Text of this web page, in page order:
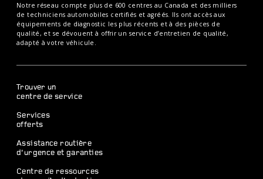
Notre réseau compte plus de 600 centres au Canada et des milliers
de techniciens automobiles certifiés et agréés. Ils ont accès aux
équipements de diagnostic les plus récents et à des pièces de
qualité, et se dévouent à offrir un service d’entretien de qualité,
adapté à votre véhicule.
Trouver un
centre de service
Services
offerts
Assistance routière
d’urgence et garanties
Centre de ressources